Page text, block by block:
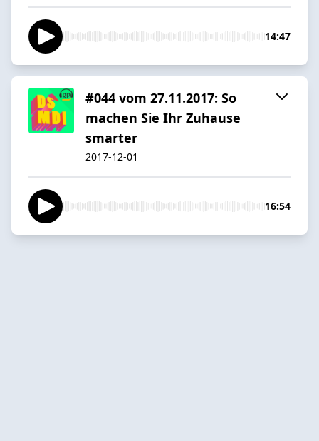
14:47
#044 vom 27.11.2017: So
machen Sie Ihr Zuhause
smarter
2017-12-01
16:54